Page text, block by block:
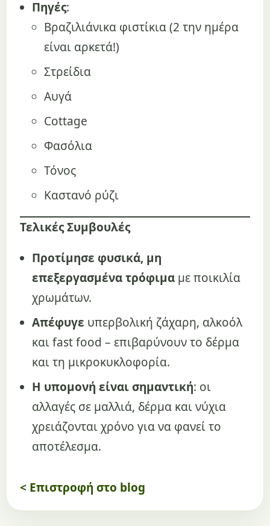
Πηγές:
Βραζιλιάνικα φιστίκια (2 την ημέρα
είναι αρκετά!)
Στρείδια
Αυγά
Cottage
Φασόλια
Τόνος
Καστανό ρύζι
Τελικές Συμβουλές
Προτίμησε φυσικά, μη
επεξεργασμένα τρόφιμα με ποικιλία
χρωμάτων.
Απέφυγε υπερβολική ζάχαρη, αλκοόλ
και fast food – επιβαρύνουν το δέρμα
και τη μικροκυκλοφορία.
Η υπομονή είναι σημαντική: οι
αλλαγές σε μαλλιά, δέρμα και νύχια
χρειάζονται χρόνο για να φανεί το
αποτέλεσμα.
< Επιστροφή στο blog